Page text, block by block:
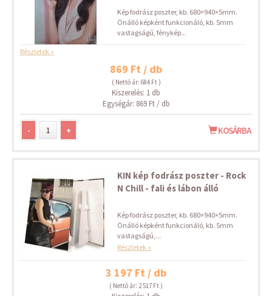
Kép fodrász poszter, kb. 680×940×5mm.
Önálló képként funkcionáló, kb. 5mm
vastagságú, fénykép...
Részletek »
869 Ft / db
( Nettó ár: 684 Ft )
Kiszerelés: 1 db
Egységár: 869 Ft / db
- + KOSÁRBA
KIN kép fodrász poszter - Rock
N Chill - fali és lábon álló
Kép fodrász poszter, kb. 680×940×5mm.
Önálló képként funkcionáló, kb. 5mm
vastagságú,...
Részletek »
3 197 Ft / db
( Nettó ár: 2 517 Ft )